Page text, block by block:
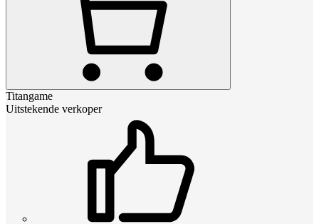
Titangame
Uitstekende verkoper